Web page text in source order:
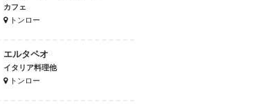
カフェ
トンロー
エルタペオ
イタリア料理他
トンロー